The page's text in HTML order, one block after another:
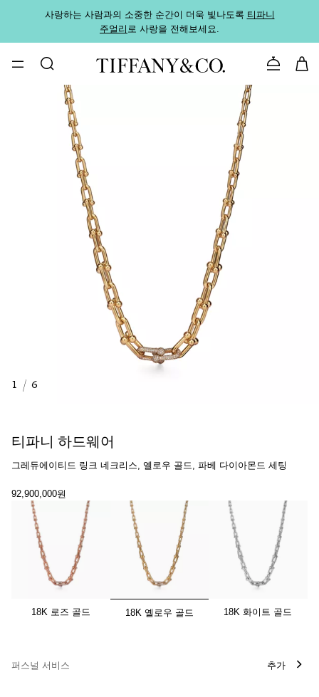
사랑하는 사람과의 소중한 순간이 더욱 빛나도록 티파니
주얼리로 사랑을 전해보세요.
문의하기
1 / 6
티파니 하드웨어
그레듀에이티드 링크 네크리스, 옐로우 골드, 파베 다이아몬드 세팅
92,900,000원
18K 로즈 골드 선택됨
18K 옐로우 골드 18K 화이트 골드
퍼스널 서비스 추가